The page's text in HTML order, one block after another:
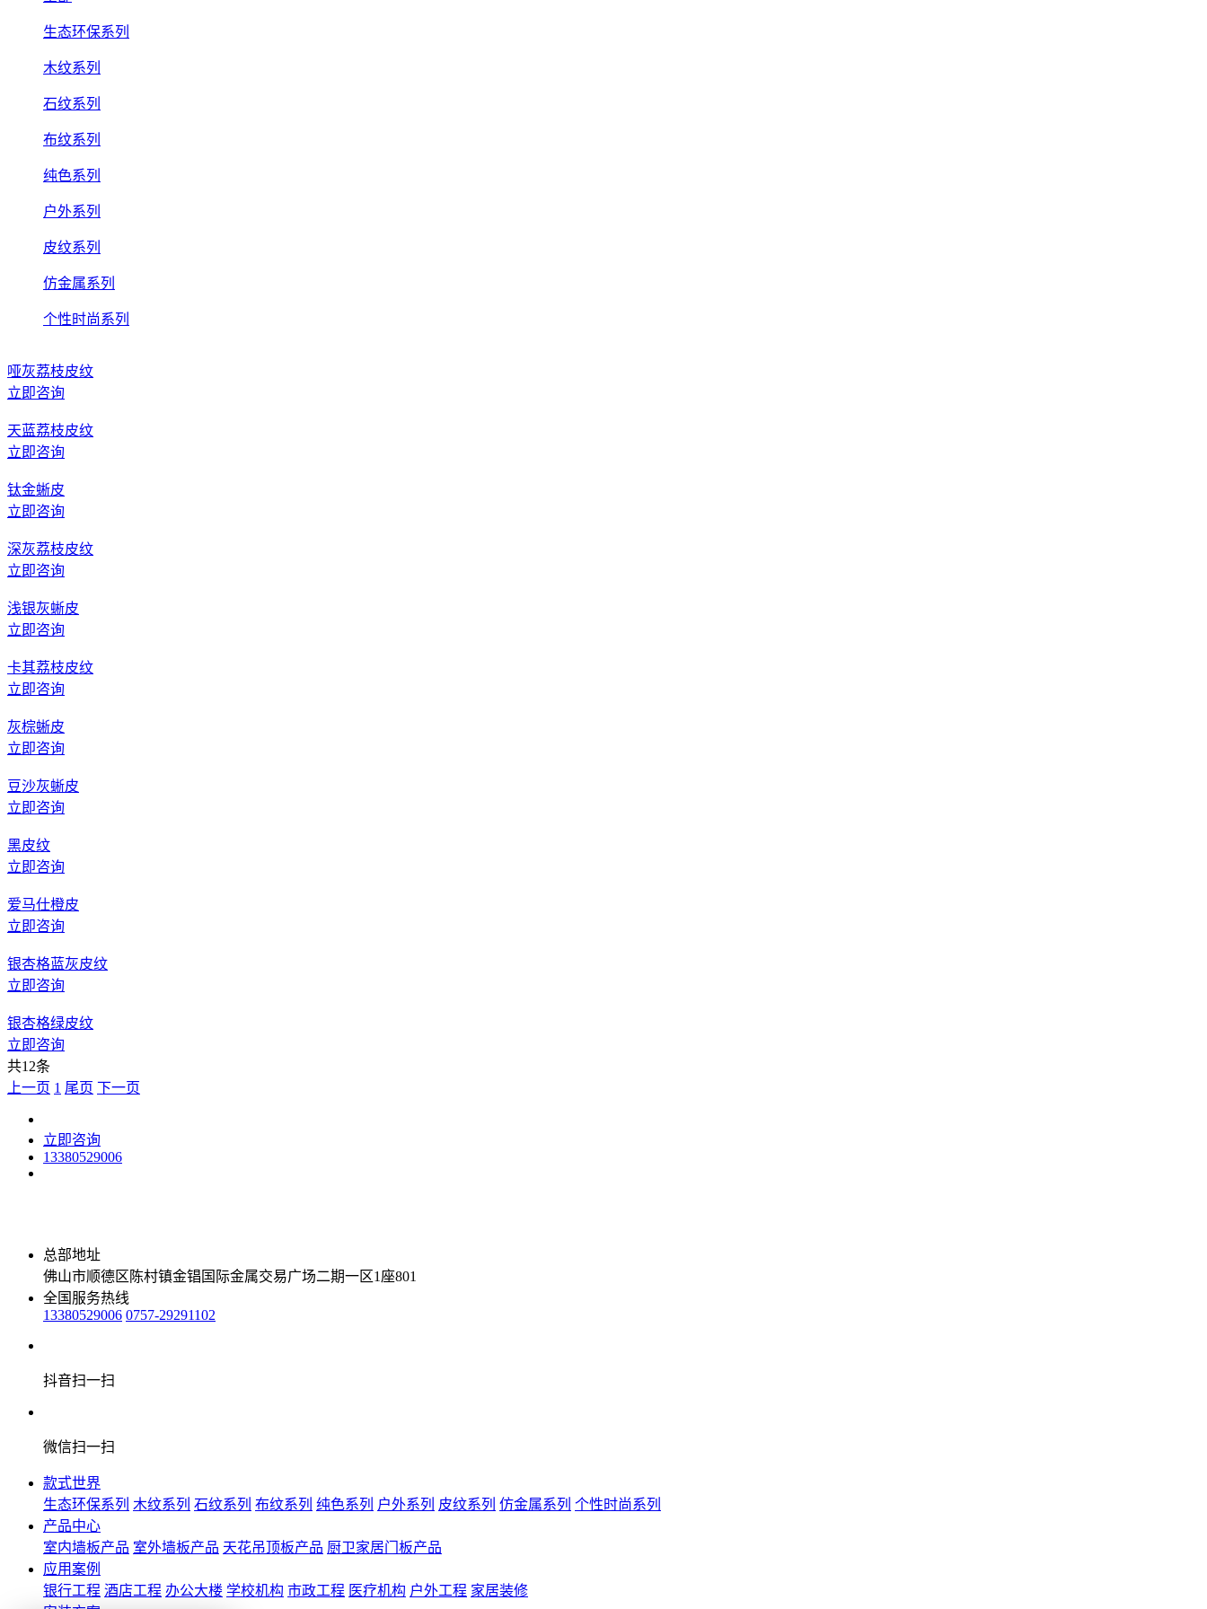
生态环保系列
木纹系列
石纹系列
布纹系列
纯色系列
户外系列
皮纹系列
仿金属系列
个性时尚系列
哑灰荔枝皮纹
立即咨询
天蓝荔枝皮纹
立即咨询
钛金蜥皮
立即咨询
深灰荔枝皮纹
立即咨询
浅银灰蜥皮
立即咨询
卡其荔枝皮纹
立即咨询
灰棕蜥皮
立即咨询
豆沙灰蜥皮
立即咨询
黑皮纹
立即咨询
爱马仕橙皮
立即咨询
银杏格蓝灰皮纹
立即咨询
银杏格绿皮纹
立即咨询
共12条
上一页 1 尾页 下一页
立即咨询
13380529006
总部地址
佛山市顺德区陈村镇金锠国际金属交易广场二期一区1座801
全国服务热线
13380529006 0757-29291102
抖音扫一扫
微信扫一扫
款式世界
生态环保系列 木纹系列 石纹系列 布纹系列 纯色系列 户外系列 皮纹系列 仿金属系列 个性时尚系列
产品中心
室内墙板产品 室外墙板产品 天花吊顶板产品 厨卫家居门板产品
应用案例
银行工程 酒店工程 办公大楼 学校机构 市政工程 医疗机构 户外工程 家居装修